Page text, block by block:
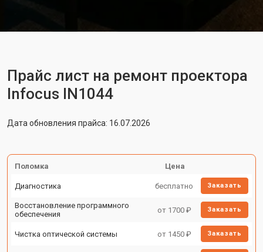
Прайс лист на ремонт проектора
Infocus IN1044
Дата обновления прайса: 16.07.2026
Поломка Цена
Диагностика бесплатно Заказать
Восстановление программного
обеспечения
от 1700 ₽ Заказать
Чистка оптической системы от 1450 ₽ Заказать